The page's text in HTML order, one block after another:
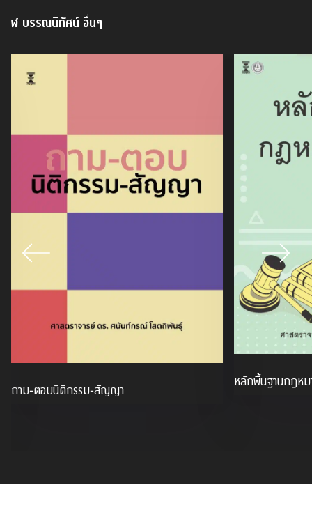
ฬ บรรณนิทัศน์ อื่นๆ
ถาม-ตอบนิติกรรม-สัญญา หลักพื้นฐานกฎห